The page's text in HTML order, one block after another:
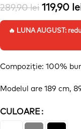
289,90lei 119,90
🔥 LUNA AUGUST:
Compoziție: 100%
Modelul are 189 cm,
CULOARE
Alternative: